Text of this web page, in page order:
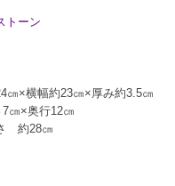
トーン
×横幅約23㎝×厚み約3.5㎝
㎝×奥行12㎝
約28㎝